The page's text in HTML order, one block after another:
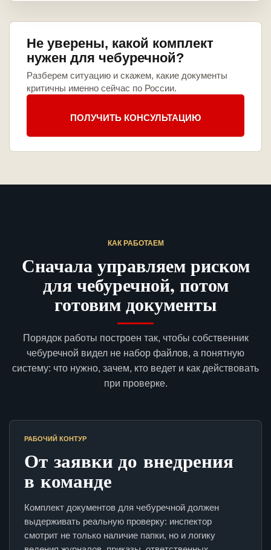
Не уверены, какой комплект
нужен для чебуречной?
Разберем ситуацию и скажем, какие документы
критичны именно сейчас по России.
ПОЛУЧИТЬ КОНСУЛЬТАЦИЮ
КАК РАБОТАЕМ
Сначала управляем риском
для чебуречной, потом
готовим документы
Порядок работы построен так, чтобы собственник
чебуречной видел не набор файлов, а понятную
систему: что нужно, зачем, кто ведет и как действовать
при проверке.
РАБОЧИЙ КОНТУР
От заявки до внедрения
в команде
Комплект документов для чебуречной должен
выдерживать реальную проверку: инспектор
смотрит не только наличие папки, но и логику